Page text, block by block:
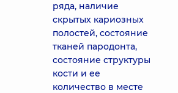
ряда, наличие
скрытых кариозных
полостей, состояние
тканей пародонта,
состояние структуры
кости и ее
количество в месте